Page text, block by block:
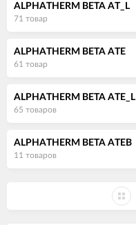
ALPHATHERM BETA AT_L
71 товар
ALPHATHERM BETA ATE
61 товар
ALPHATHERM BETA ATE_L
65 товаров
ALPHATHERM BETA ATEB
11 товаров